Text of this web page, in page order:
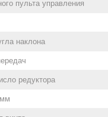
пульта управления
наклона
редуктора